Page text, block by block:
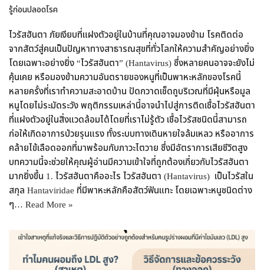
รู้ก่อนปลอดโรค
ไวรัสฮันตา ภัยเงียบที่แฝงตัวอยู่ในบ้านที่คุณอาจมองข้าม โรคติดต่อ
จากสัตว์สู่คนเป็นปัญหาทางสาธารณสุขที่ทั่วโลกให้ความสำคัญอย่างยิ่ง
โดยเฉพาะอย่างยิ่ง “ไวรัสฮันตา” (Hantavirus) ซึ่งหลายคนอาจจะยังไม่
คุ้นเคย หรือมองข้ามความอันตรายของหนูที่เป็นพาหะหลักของโรคนี้
หลายครั้งที่เราทำความสะอาดบ้าน ปัดกวาดเช็ดถูบริเวณที่มีฝุ่นหรือมูล
หนูโดยไม่ระมัดระวัง พฤติกรรมเหล่านี้อาจนำไปสู่การติดเชื้อไวรัสฮันตา
ที่แฝงตัวอยู่ในสิ่งแวดล้อมได้โดยที่เราไม่รู้ตัว เชื้อไวรัสชนิดนี้สามารถ
ก่อให้เกิดอาการป่วยรุนแรง ทั้งระบบทางเดินหายใจล้มเหลว หรืออาการ
คล้ายไข้เลือดออกที่มาพร้อมกับภาวะไตวาย ซึ่งมีอัตราการเสียชีวิตสูง
บทความนี้จะช่วยให้คุณผู้อ่านมีความเข้าใจที่ถูกต้องเกี่ยวกับไวรัสฮันตา
มากยิ่งขึ้น 1. ไวรัสฮันตาคืออะไร ไวรัสฮันตา (Hantavirus) เป็นไวรัสใน
สกุล Hantaviridae ที่มีพาหะหลักคือสัตว์ฟันแทะ โดยเฉพาะหนูชนิดต่าง
ๆ… Read More »